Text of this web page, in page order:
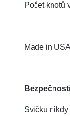
Počet knotů
Made in
Svíčku